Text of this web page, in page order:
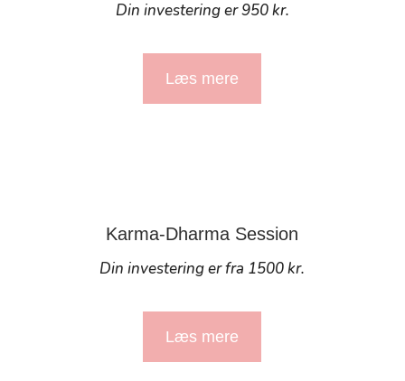
Din investering er 950 kr.
Læs mere
Karma-Dharma Session
Din investering er fra 1500 kr.
Læs mere